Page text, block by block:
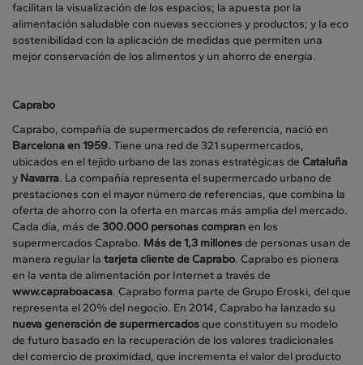
facilitan la visualización de los espacios; la apuesta por la
alimentación saludable con nuevas secciones y productos; y la eco
sostenibilidad con la aplicación de medidas que permiten una
mejor conservación de los alimentos y un ahorro de energía.
Caprabo
Caprabo, compañía de supermercados de referencia, nació en
Barcelona en 1959. Tiene una red de 321 supermercados,
ubicados en el tejido urbano de las zonas estratégicas de Cataluña
y Navarra. La compañía representa el supermercado urbano de
prestaciones con el mayor número de referencias, que combina la
oferta de ahorro con la oferta en marcas más amplia del mercado.
Cada día, más de 300.000 personas compranen los
supermercados Caprabo. Más de 1,3 millonesde personas usan de
manera regular la tarjeta cliente de Caprabo. Caprabo es pionera
en la venta de alimentación por Internet a través de
www.capraboacasa. Caprabo forma parte de Grupo Eroski, del que
representa el 20% del negocio. En 2014, Caprabo ha lanzado su
nueva generación de supermercadosque constituyen su modelo
de futuro basado en la recuperación de los valores tradicionales
del comercio de proximidad, que incrementa el valor del producto